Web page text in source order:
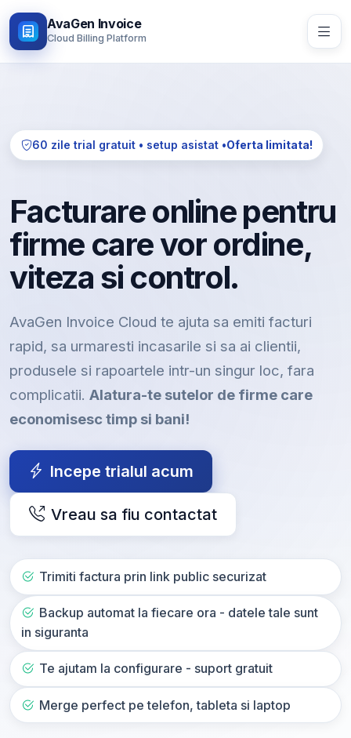
AvaGen Invoice
Cloud Billing Platform
60 zile trial gratuit • setup asistat •Oferta limitata!
Facturare online pentru
firme care vor ordine,
viteza si control.
AvaGen Invoice Cloud te ajuta sa emiti facturi
rapid, sa urmaresti incasarile si sa ai clientii,
produsele si rapoartele intr-un singur loc, fara
complicatii. Alatura-te sutelor de firme care
economisesc timp si bani!
Incepe trialul acum
Vreau sa fiu contactat
Trimiti factura prin link public securizat
Backup automat la fiecare ora - datele tale sunt
in siguranta
Te ajutam la configurare - suport gratuit
Merge perfect pe telefon, tableta si laptop